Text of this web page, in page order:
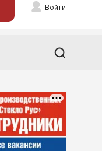
Войти